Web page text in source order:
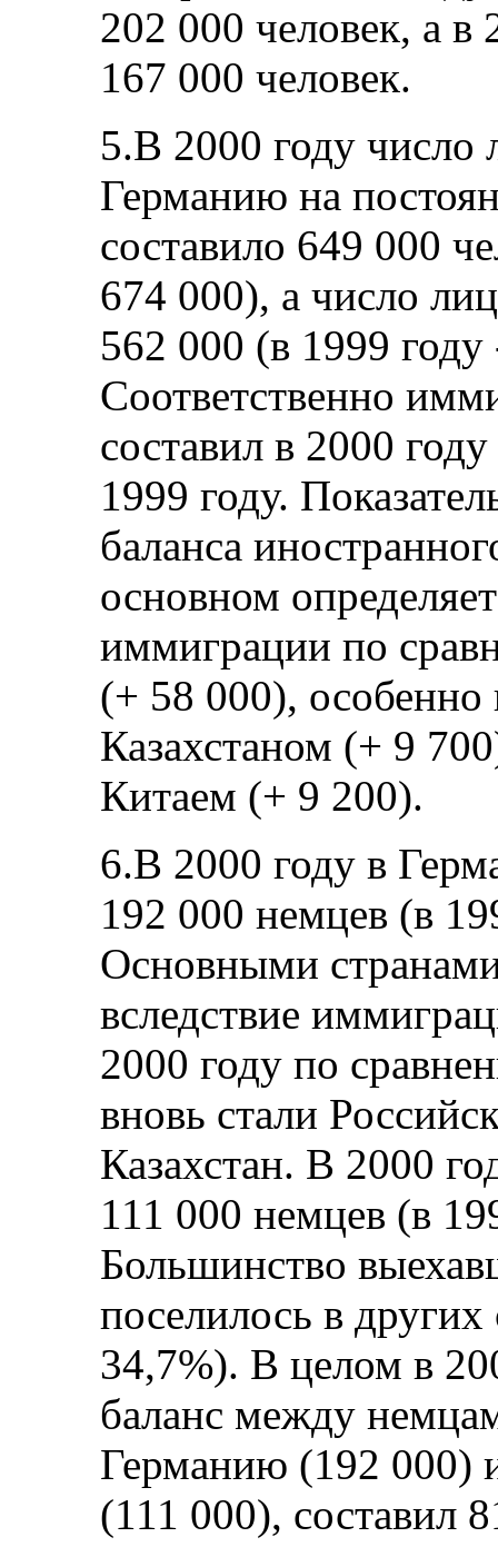
202 000 человек, а в
167 000 человек.
5.В 2000 году число
Германию на
составило 649 000
674 000), а число
562 000 (в 1999
Соответственно
составил в 2000
1999 году.
баланса
основном
иммиграции по
(+ 58 000),
Казахстаном (+ 9
Китаем (+ 9 200).
6.В 2000 году в
192 000 немцев (в
Основными
вследствие
2000 году по
вновь стали
Казахстан. В 2000
111 000 немцев (в
Большинство
поселилось в
34,7%). В целом в
баланс между
Германию (192 000)
(111 000), составил